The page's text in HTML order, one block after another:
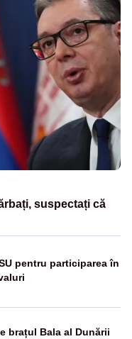
suspectați că
pentru participarea în
brațul Bala al Dunării